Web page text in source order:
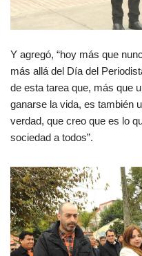
Y agregó, “hoy más que
más allá del Día del
de esta tarea que, más que
ganarse la vida, es también
verdad, que creo que es lo
sociedad a todos”.